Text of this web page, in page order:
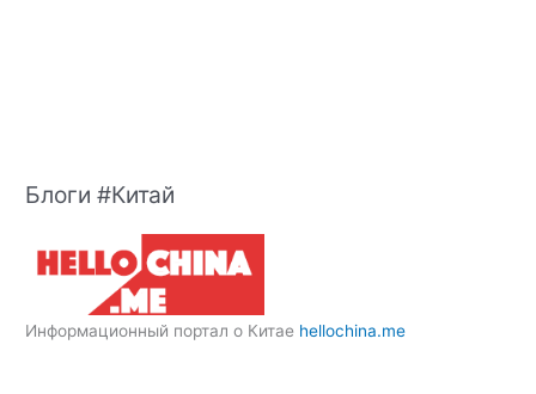
Блоги #Китай
Информационный портал о Китае hellochina.me